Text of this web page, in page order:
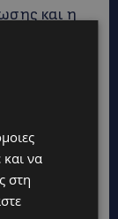
και η
from
να
στη